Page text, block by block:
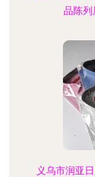
品陈列
义乌市润亚